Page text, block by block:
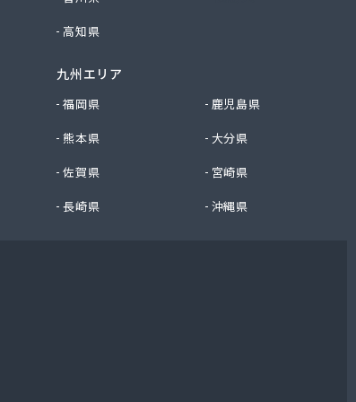
高知県
九州エリア
福岡県
鹿児島県
熊本県
大分県
佐賀県
宮崎県
長崎県
沖縄県